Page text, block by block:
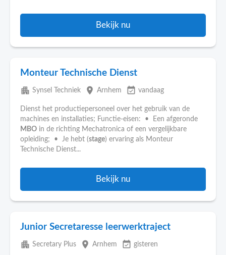
Bekijk nu
Monteur Technische Dienst
apartment Synsel Techniek place Arnhem event_available vandaag
Dienst het productiepersoneel over het gebruik van de
machines en installaties; Functie-eisen: • Een afgeronde
MBO in de richting Mechatronica of een vergelijkbare
opleiding; • Je hebt (stage) ervaring als Monteur
Technische Dienst...
Bekijk nu
Junior Secretaresse leerwerktraject
apartment Secretary Plus place Arnhem event_available gisteren